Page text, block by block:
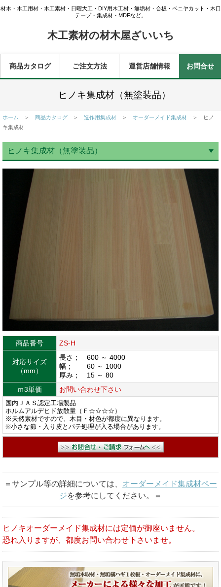
材木・木工用材・木工素材・日曜大工・DIY用木工材・無垢材・合板・ベニヤカット・木口
テープ・集成材・MDFなど。
木工素材の材木屋ざいいち
商品カタログ ご注文方法 運営店舗情報 お問合せ
ヒノキ集成材（無塗装品）
ホーム ＞ 商品カタログ ＞ 造作用集成材 ＞ オーダーメイド集成材 ＞ ヒノ
キ集成材
ヒノキ集成材（無塗装品）
商品番号 ZS-H
対応サイズ
（mm）
長さ； 600 ～ 4000
幅； 60 ～ 1000
厚み； 15 ～ 80
ｍ3単価
お問い合わせ下さい
国内ＪＡＳ認定工場製品
ホルムアルデヒド放散量（Ｆ☆☆☆☆）
※天然素材ですので、木目・材色が都度に異なります。
※小さな節・入り皮とパテ処理が入る場合があります。
＝サンプル等の詳細については、 オーダーメイド集成材ペー
ジを参考にしてください。＝
ヒノキオーダーメイド集成材には定価が御座いません。
恐れ入りますが、都度お問い合わせ下さいませ。